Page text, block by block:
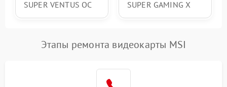
SUPER VENTUS OC
SUPER GAMING X
Этапы ремонта видеокарты MSI